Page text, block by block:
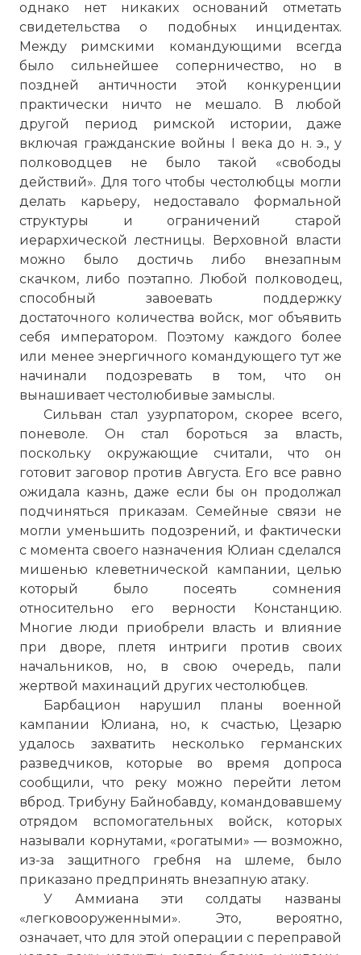
однако нет никаких оснований отметать
свидетельства о подобных инцидентах.
Между римскими командующими всегда
было сильнейшее соперничество, но в
поздней античности этой конкуренции
практически ничто не мешало. В любой
другой период римской истории, даже
включая гражданские войны I века до н. э., у
полководцев не было такой «свободы
действий». Для того чтобы честолюбцы могли
делать карьеру, недоставало формальной
структуры и ограничений старой
иерархической лестницы. Верховной власти
можно было достичь либо внезапным
скачком, либо поэтапно. Любой полководец,
способный завоевать поддержку
достаточного количества войск, мог объявить
себя императором. Поэтому каждого более
или менее энергичного командующего тут же
начинали подозревать в том, что он
вынашивает честолюбивые замыслы.
Сильван стал узурпатором, скорее всего,
поневоле. Он стал бороться за власть,
поскольку окружающие считали, что он
готовит заговор против Августа. Его все равно
ожидала казнь, даже если бы он продолжал
подчиняться приказам. Семейные связи не
могли уменьшить подозрений, и фактически
с момента своего назначения Юлиан сделался
мишенью клеветнической кампании, целью
который было посеять сомнения
относительно его верности Констанцию.
Многие люди приобрели власть и влияние
при дворе, плетя интриги против своих
начальников, но, в свою очередь, пали
жертвой махинаций других честолюбцев.
Барбацион нарушил планы военной
кампании Юлиана, но, к счастью, Цезарю
удалось захватить несколько германских
разведчиков, которые во время допроса
сообщили, что реку можно перейти летом
вброд. Трибуну Байнобавду, командовавшему
отрядом вспомогательных войск, которых
называли корнутами, «рогатыми» — возможно,
из-за защитного гребня на шлеме, было
приказано предпринять внезапную атаку.
У Аммиана эти солдаты названы
«легковооруженными». Это, вероятно,
означает, что для этой операции с переправой